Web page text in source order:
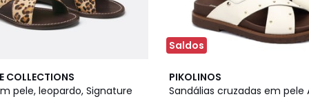
COLLECTIONS
pele, leopardo, Signature
Saldos
PIKOLINOS
Sandálias cruzadas em pele
5
/
2
Cores